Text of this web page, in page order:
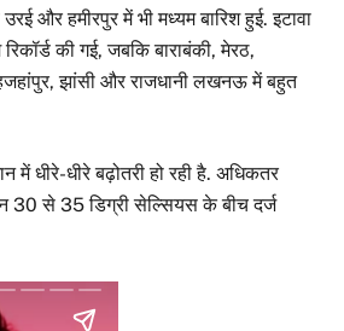
और हमीरपुर में भी मध्यम बारिश हुई. इटावा
की गई, जबकि बाराबंकी, मेरठ,
झांसी और राजधानी लखनऊ में बहुत
में धीरे-धीरे बढ़ोतरी हो रही है. अधिकतर
30 से 35 डिग्री सेल्सियस के बीच दर्ज